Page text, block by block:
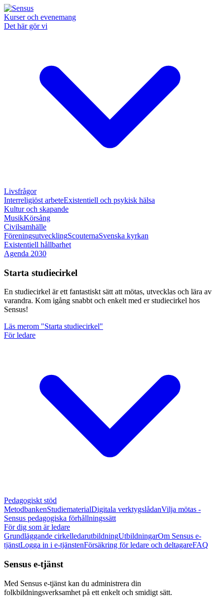
Kurser och evenemang
Det här gör vi
Livsfrågor
Interreligiöst arbeteExistentiell och psykisk hälsa
Kultur och skapande
MusikKörsång
Civilsamhälle
FöreningsutvecklingScouternaSvenska kyrkan
Existentiell hållbarhet
Agenda 2030
Starta studiecirkel
En studiecirkel är ett fantastiskt sätt att mötas, utvecklas och lära av
varandra. Kom igång snabbt och enkelt med er studiecirkel hos
Sensus!
Läs merom "Starta studiecirkel"
För ledare
Pedagogiskt stöd
MetodbankenStudiematerialDigitala verktygslådanVilja mötas -
Sensus pedagogiska förhållningssätt
För dig som är ledare
Grundläggande cirkelledarutbildningUtbildningarOm Sensus e-
tjänstLogga in i e-tjänstenFörsäkring för ledare och deltagareFAQ
Sensus e-tjänst
Med Sensus e-tjänst kan du administrera din
folkbildningsverksamhet på ett enkelt och smidigt sätt.